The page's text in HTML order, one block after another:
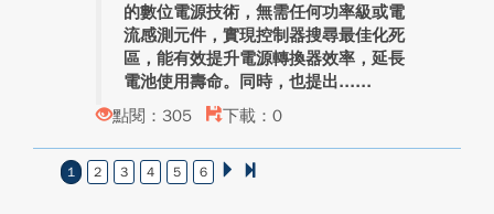
的數位電源技術，無需任何功率級或電
流感測元件，實現控制器搜尋最佳化死
區，能有效提升電源轉換器效率，延長
電池使用壽命。同時，也提出...
點閱：305
下載：0
1 2 3 4 5 6